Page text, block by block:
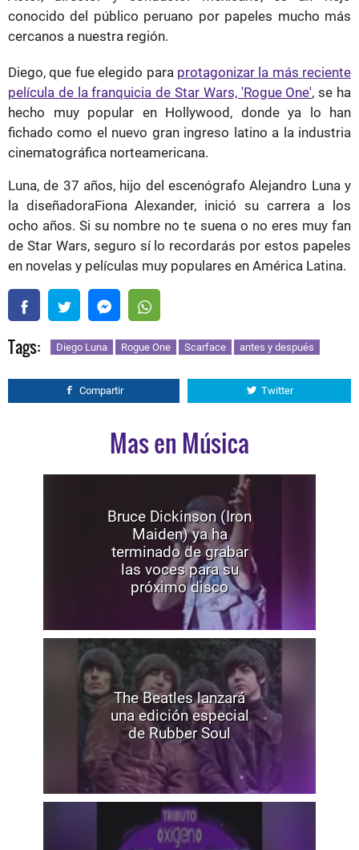
conocido del público peruano por papeles mucho más
cercanos a nuestra región.
Diego, que fue elegido para protagonizar la más reciente
película de la franquicia de Star Wars, 'Rogue One', se ha
hecho muy popular en Hollywood, donde ya lo han
fichado como el nuevo gran ingreso latino a la industria
cinematográfica norteamericana.
Luna, de 37 años, hijo del escenógrafo Alejandro Luna y
la diseñadoraFiona Alexander, inició su carrera a los
ocho años. Si su nombre no te suena o no eres muy fan
de Star Wars, seguro sí lo recordarás por estos papeles
en novelas y películas muy populares en América Latina.
Tags: Diego Luna Rogue One Scarface antes y después
Compartir Twitter
Mas en Música
Bruce Dickinson (Iron
Maiden) ya ha
terminado de grabar
las voces para su
próximo disco
The Beatles lanzará
una edición especial
de Rubber Soul